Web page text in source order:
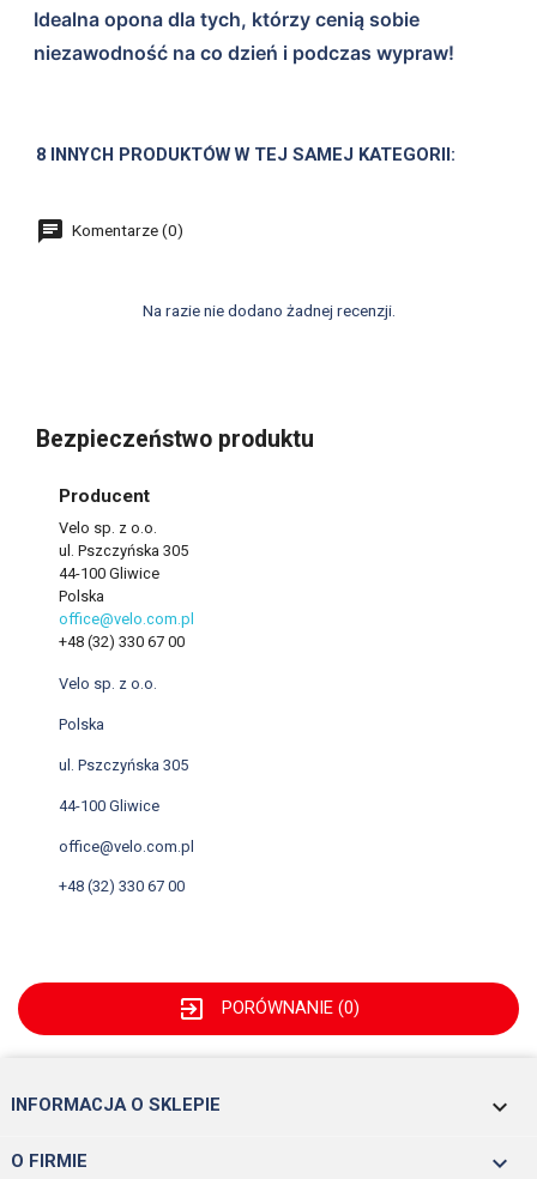
Idealna opona dla tych, którzy cenią sobie
niezawodność na co dzień i podczas wypraw!
8 INNYCH PRODUKTÓW W TEJ SAMEJ KATEGORII:
Komentarze (0)
Na razie nie dodano żadnej recenzji.
Bezpieczeństwo produktu
Producent
Velo sp. z o.o.
ul. Pszczyńska 305
44-100 Gliwice
Polska
office@velo.com.pl
+48 (32) 330 67 00
Velo sp. z o.o.
Polska
ul. Pszczyńska 305
44-100 Gliwice
office@velo.com.pl
+48 (32) 330 67 00
exit_to_app PORÓWNANIE (0)
INFORMACJA O SKLEPIE keyboard_arrow_down
O FIRMIE 